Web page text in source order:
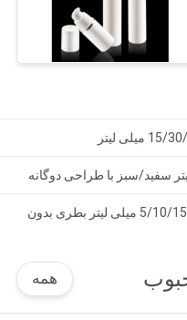
پمپ نقلیه طلای پوسته سفید پلاستیکی 5/10/15 میلی لیتر بطری بدون
همه